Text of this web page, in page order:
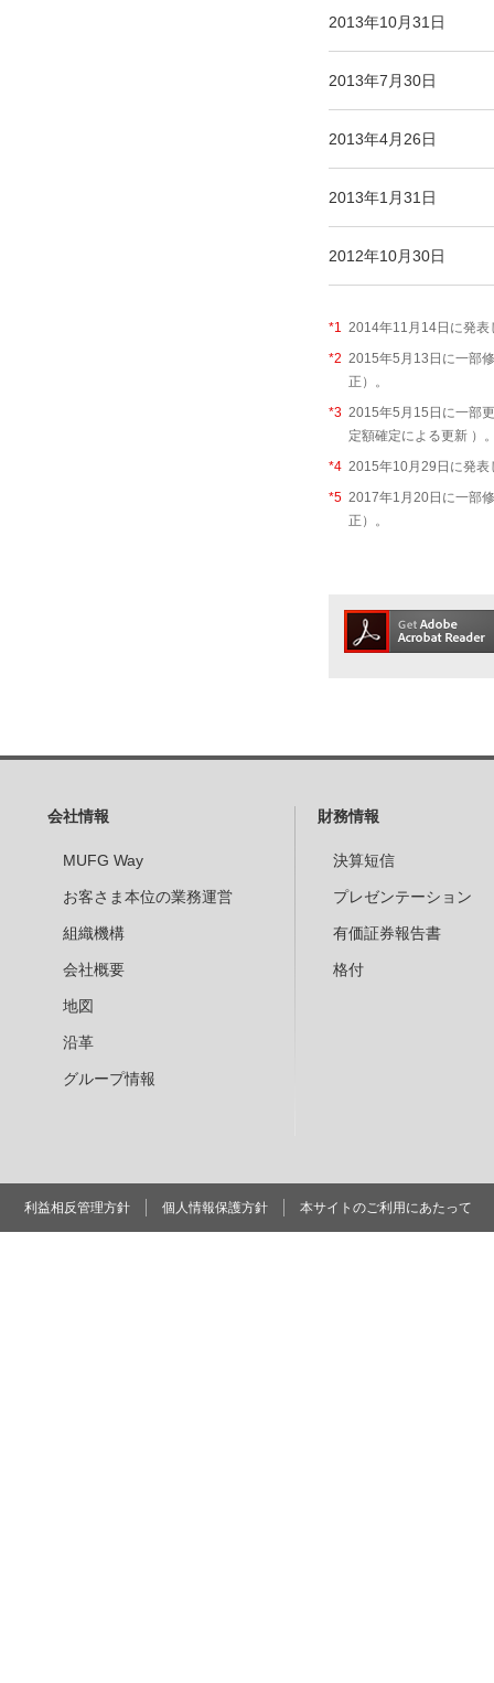
2013年10月31日
2013年7月30日
2013年4月26日
2013年1月31日
2012年10月30日
*1 2014年11月14日に発表
*2 2015年5月13日に一部
正）。
*3 2015年5月15日に一部
定額確定による更新 ）
*4 2015年10月29日に発表
*5 2017年1月20日に一部
正）。
会社情報
MUFG Way
お客さま本位の業務運営
組織機構
会社概要
地図
沿革
グループ情報
財務情報
決算短信
プレゼンテーション
有価証券報告書
格付
利益相反管理方針 個人情報保護方針 本サイトのご利用にあたって